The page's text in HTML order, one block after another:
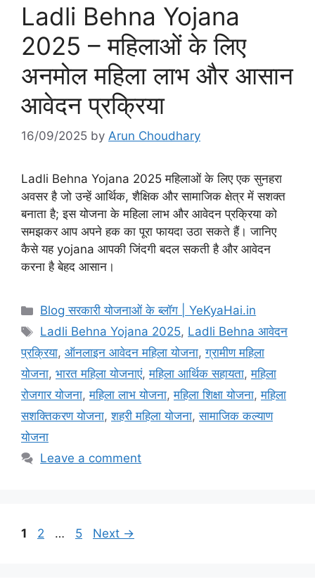
Ladli Behna Yojana
2025 – महिलाओं के लिए
अनमोल महिला लाभ और आसान
आवेदन प्रक्रिया
16/09/2025 by Arun Choudhary
Ladli Behna Yojana 2025 महिलाओं के लिए एक सुनहरा
अवसर है जो उन्हें आर्थिक, शैक्षिक और सामाजिक क्षेत्र में सशक्त
बनाता है; इस योजना के महिला लाभ और आवेदन प्रक्रिया को
समझकर आप अपने हक का पूरा फायदा उठा सकते हैं। जानिए
कैसे यह yojana आपकी जिंदगी बदल सकती है और आवेदन
करना है बेहद आसान।
Blog सरकारी योजनाओं के ब्लॉग | YeKyaHai.in
Ladli Behna Yojana 2025, Ladli Behna आवेदन
प्रक्रिया, ऑनलाइन आवेदन महिला योजना,ग्रामीण महिला
योजना, भारत महिला योजनाएं,महिला आर्थिक सहायता,महिला
रोजगार योजना,महिला लाभ योजना,महिला शिक्षा योजना,महिला
सशक्तिकरण योजना,शहरी महिला योजना,सामाजिक कल्याण
योजना
Leave a comment
1 2 … 5 Next →